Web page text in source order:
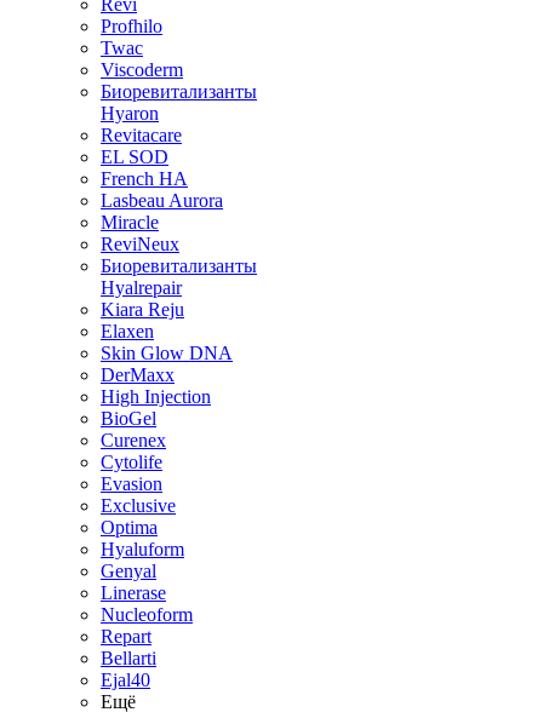
Revi
Profhilo
Twac
Viscoderm
Биоревитализанты
Hyaron
Revitacare
EL SOD
French HA
Lasbeau Aurora
Miracle
ReviNeux
Биоревитализанты
Hyalrepair
Kiara Reju
Elaxen
Skin Glow DNA
DerMaxx
High Injection
BioGel
Curenex
Cytolife
Evasion
Exclusive
Optima
Hyaluform
Genyal
Linerase
Nucleoform
Repart
Bellarti
Ejal40
Ещё